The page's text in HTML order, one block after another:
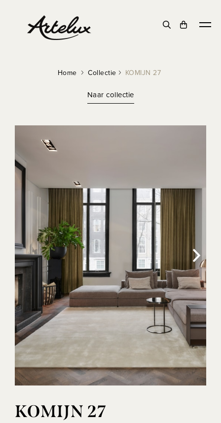
Home Collectie KOMIJN 27
Naar collectie
KOMIJN 27